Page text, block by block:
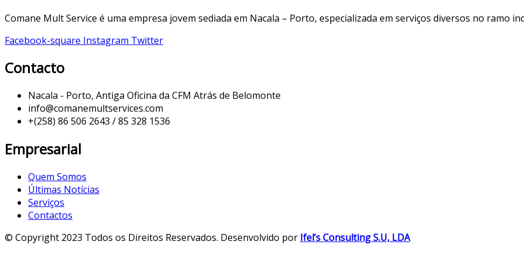
Comane Mult Service é uma empresa jovem sediada em Nacala – Porto, especializada em serviços diversos no ramo
Facebook-square Instagram Twitter
Contacto
Nacala - Porto, Antiga Oficina da CFM Atrás de Belomonte
info@comanemultservices.com
+(258) 86 506 2643 / 85 328 1536
Empresarial
Quem Somos
Últimas Notícias
Serviços
Contactos
© Copyright 2023 Todos os Direitos Reservados. Desenvolvido por Ifel’s Consulting S.U, LDA